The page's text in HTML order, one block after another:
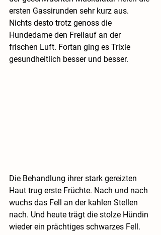
ersten Gassirunden sehr kurz aus.
Nichts desto trotz genoss die
Hundedame den Freilauf an der
frischen Luft. Fortan ging es Trixie
gesundheitlich besser und besser.
Die Behandlung ihrer stark gereizten
Haut trug erste Früchte. Nach und nach
wuchs das Fell an der kahlen Stellen
nach. Und heute trägt die stolze Hündin
wieder ein prächtiges schwarzes Fell.